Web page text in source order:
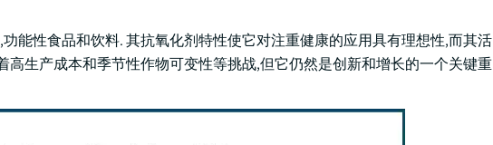
能性食品和饮料. 其抗氧化剂特性使它对注重健康的应用具有理想性,而其活
生产成本和季节性作物可变性等挑战,但它仍然是创新和增长的一个关键重